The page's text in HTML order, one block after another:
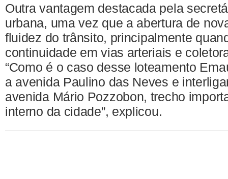
Outra vantagem destacada pela
urbana, uma vez que a abertura de
fluidez do trânsito, principalmente
continuidade em vias arteriais e
“Como é o caso desse loteamento
a avenida Paulino das Neves e
avenida Mário Pozzobon, trecho
interno da cidade”, explicou.